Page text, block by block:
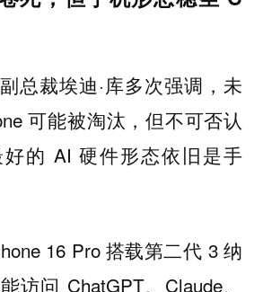
总裁埃迪·库多次强调，未
可能被淘汰，但不可否认
的 AI 硬件形态依旧是手
16 Pro 搭载第二代 3 纳
访问 ChatGPT、Claude、